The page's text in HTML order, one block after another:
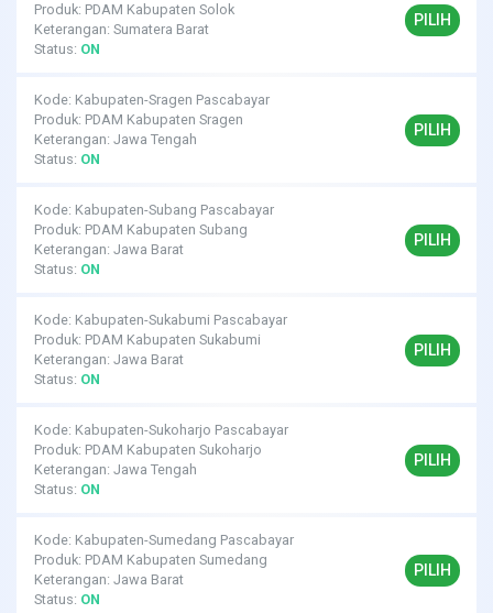
Produk: PDAM Kabupaten Solok
Keterangan: Sumatera Barat
Status: ON
PILIH
Kode: Kabupaten-Sragen Pascabayar
Produk: PDAM Kabupaten Sragen
Keterangan: Jawa Tengah
Status: ON
PILIH
Kode: Kabupaten-Subang Pascabayar
Produk: PDAM Kabupaten Subang
Keterangan: Jawa Barat
Status: ON
PILIH
Kode: Kabupaten-Sukabumi Pascabayar
Produk: PDAM Kabupaten Sukabumi
Keterangan: Jawa Barat
Status: ON
PILIH
Kode: Kabupaten-Sukoharjo Pascabayar
Produk: PDAM Kabupaten Sukoharjo
Keterangan: Jawa Tengah
Status: ON
PILIH
Kode: Kabupaten-Sumedang Pascabayar
Produk: PDAM Kabupaten Sumedang
Keterangan: Jawa Barat
Status: ON
PILIH